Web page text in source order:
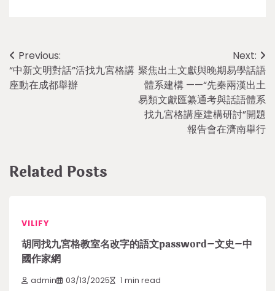
Post
navigation
Previous:
“中新文明對話”活找九宮格講
座動在成都舉辦
Next:
聚焦出土文獻與晚期易學話語
體系建構 ——“先秦兩漢出土
易類文獻匯纂通考與話語體系
找九宮格講座建構研討”開題
報告會在濟南舉行
Related Posts
VILIFY
胡同找九宮格教室名改字的語文password–文史–中
國作家網
admin 03/13/2025 1 min read